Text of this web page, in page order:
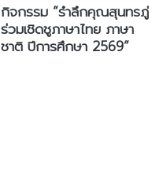
กิจกรรม “รำลึกคุณสุนทรภู่
ร่วมเชิดชูภาษาไทย ภาษา
ชาติ ปีการศึกษา 2569”